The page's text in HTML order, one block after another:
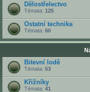
Dělostřelectvo
Témata: 125
Ostatní technika
Témata: 60
Bitevní lodě
Témata: 53
Křižníky
Témata: 41